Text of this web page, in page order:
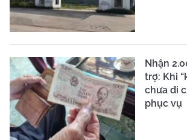
Nhận
trợ: Khi
chưa đi
phục vụ